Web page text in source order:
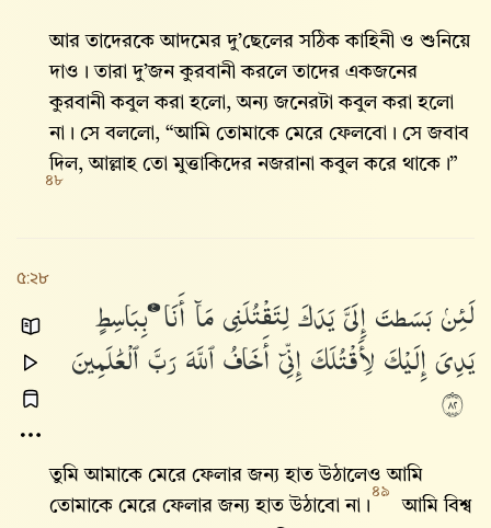
আর তাদেরকে আদমের দু’ছেলের সঠিক কাহিনী ও শুনিয়ে
দাও। তারা দু’জন কুরবানী করলে তাদের একজনের
কুরবানী কবুল করা হলো, অন্য জনেরটা কবুল করা হলো
না। সে বললো, “আমি তোমাকে মেরে ফেলবো। সে জবাব
দিল, আল্লাহ তো মুত্তাকিদের নজরানা কবুল করে থাকে।”
৪৮
৫:২৮
لَئِنۢبَسَطتَإِلَىَّيَدَكَلِتَقْتُلَنِىمَآأَنَا۠بِبَاسِطٍ
يَدِىَإِلَيْكَلِأَقْتُلَكَإِنِّىٓأَخَافُٱللَّهَرَبَّٱلْعَٰلَمِينَ
٢٨
তুমি আমাকে মেরে ফেলার জন্য হাত উঠালেও আমি
তোমাকে মেরে ফেলার জন্য হাত উঠাবো না।
৪৯
আমি বিশ্ব